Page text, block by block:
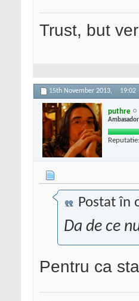
Trust, but
15th November 2013, 19:02
puthre
Ambasador
Reputatie:
Postat în
Da de ce
Pentru ca